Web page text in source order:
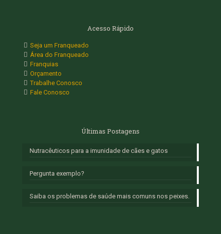
Acesso Rápido
Seja um Franqueado
Área do Franqueado
Franquias
Orçamento
Trabalhe Conosco
Fale Conosco
Últimas Postagens
Nutracêuticos para a imunidade de cães e gatos
Pergunta exemplo?
Saiba os problemas de saúde mais comuns nos peixes.